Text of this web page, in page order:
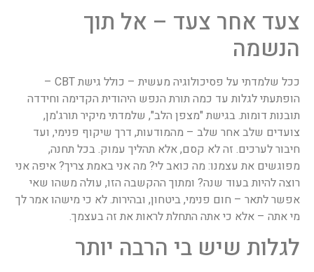
צעד אחר צעד – אל תוך
הנשמה
ככל שלמדתי על פסיכולוגיה מעשית – כולל גישת CBT –
הופתעתי לגלות עד כמה תורת הנפש היהודית הקדימה וחידדה
תובנות דומות. בגישת "מצפן הלב", שלמדתי מיקיר תורג'מן,
צועדים שלב אחר שלב – מהמודעות, דרך שיקוף פנימי, ועד
חיבור לערכים. זה לא קסם, אלא תהליך עמוק. בכל תחנה,
מפוגשים את עצמנו: מה כואב לי? מה אני באמת צריך? איפה אני
רוצה להיות בעוד שנה? ומתוך ההקשבה הזו, עולה משהו שאי
אפשר לתאר – חום פנימי, ביטחון, ובהירות. לא כי מישהו אמר לך
מי אתה – אלא כי אתה התחלת לראות את זה בעצמך.
לגלות שיש בי הרבה יותר